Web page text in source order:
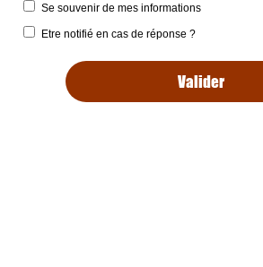
Se souvenir de mes informations
Etre notifié en cas de réponse ?